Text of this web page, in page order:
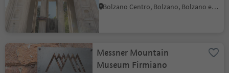
Bolzano Centro, Bolzano, Bolzano e dintorni
Messner Mountain
Museum Firmiano